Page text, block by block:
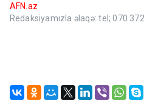
AFN.az
Redaksiyamızla əlaqə: tel; 070